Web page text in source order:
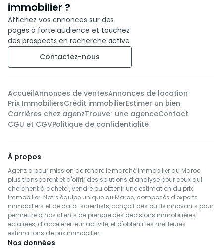
immobilier ?
Affichez vos annonces sur des
pages à forte audience et touchez
des prospects en recherche active
Contactez-nous
AccueilAnnonces de ventesAnnonces de location
Prix ImmobiliersCrédit immobilierEstimer un bien
Carrières chez agenzTrouver une agenceContact
CGU et CGVPolitique de confidentialité
À propos
Agenz a pour mission de rendre le marché immobilier au Maroc
plus transparent et d'offrir des solutions d’analyse pour ceux qui
cherchent à acheter, vendre ou obtenir une estimation du prix
immobilier. Notre équipe unique au Maroc, composée d'experts
immobiliers et de data-scientists, conçoit des outils innovants pour
permettre à nos clients de prendre des décisions immobilières
éclairées, d’accélérer leur activité, et d'obtenir les meilleures
estimations de prix immobilier.
Nos données